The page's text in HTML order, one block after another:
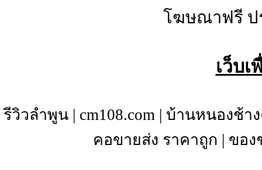
โฆษณาฟรี ป
เว็บ
รีวิวลำพูน | cm108.com | บ้านหนองช้า
คอขายส่ง ราคาถูก | ของ